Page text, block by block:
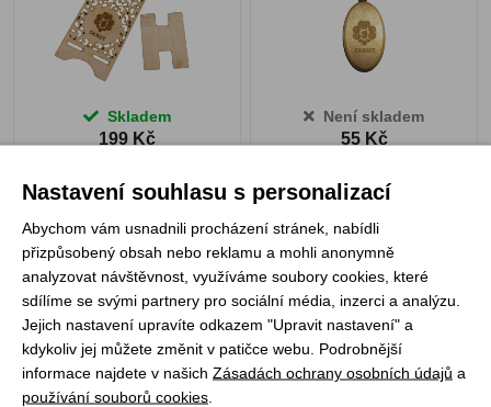
Skladem
199 Kč
Není skladem
55 Kč
1
Registrujte se k odběru newsletteru a už Vám
nic neunikne
Nastavení souhlasu s personalizací
Abychom vám usnadnili procházení stránek, nabídli
přizpůsobený obsah nebo reklamu a mohli anonymně
analyzovat návštěvnost, využíváme soubory cookies, které
sdílíme se svými partnery pro sociální média, inzerci a analýzu.
Jejich nastavení upravíte odkazem "Upravit nastavení" a
kdykoliv jej můžete změnit v patičce webu. Podrobnější
informace najdete v našich Zásadách ochrany osobních údajů a
používání souborů cookies